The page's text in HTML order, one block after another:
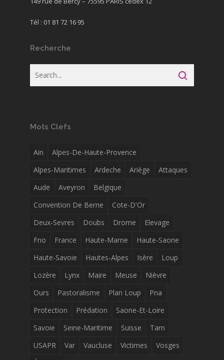
Tél : 01 81 72 16 95
Recherche
Mots Clefs
Ain
Alpes-De-Haute-Provence
Alpes-Maritimes
Ardeche Ariège
Attaques
Aude
Aveyron
Belgique
Convention De Berne
Cote-D'Or
Deux-Sevres
Doubs Drome
Elevage
Fno
France Haute-Marne
Haute-Saone
Haute-Savoie
Hautes-Alpes Isère
Loup
Lozère
Lynx Maire Meuse
Nièvre
Ours
Pastoralisme Plan Loup
Pna
Protection
Prédation
Saone-Et-Loire
Savoie
Seine-Maritime Suisse
Tarn
USAPR
Var Vaucluse Victimes
Vosges